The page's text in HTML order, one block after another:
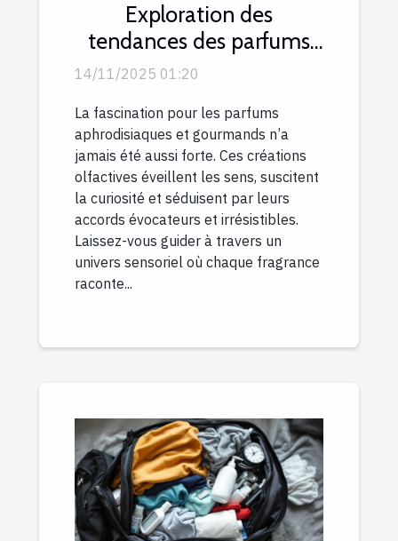
Exploration des
tendances des parfums
aphrodisiaques et
14/11/2025 01:20
La fascination pour les parfums
aphrodisiaques et gourmands n’a
jamais été aussi forte. Ces créations
olfactives éveillent les sens, suscitent
la curiosité et séduisent par leurs
accords évocateurs et irrésistibles.
Laissez-vous guider à travers un
univers sensoriel où chaque fragrance
raconte...